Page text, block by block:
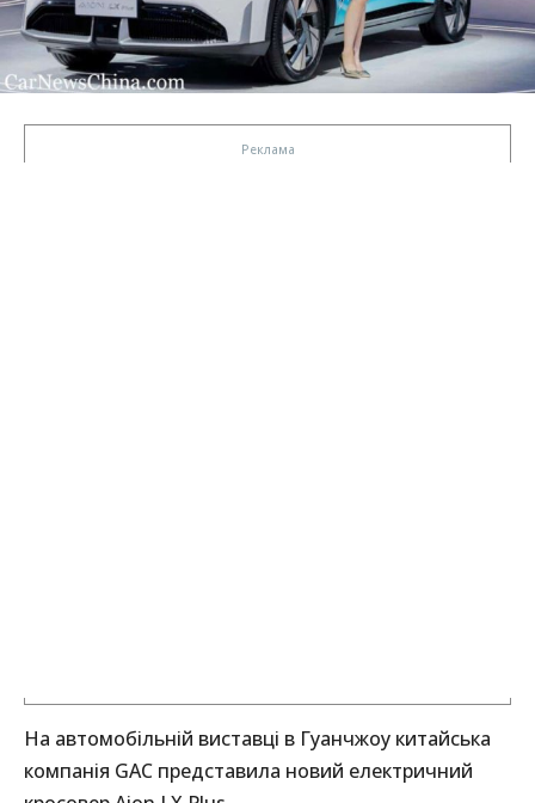
На автомобільній виставці в Гуанчжоу китайська
компанія GAC представила новий електричний